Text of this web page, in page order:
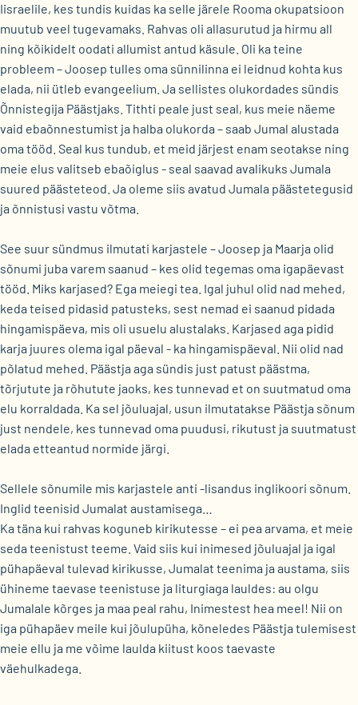
Iisraelile, kes tundis kuidas ka selle järele Rooma okupatsioon
muutub veel tugevamaks. Rahvas oli allasurutud ja hirmu all
ning kõikidelt oodati allumist antud käsule. Oli ka teine
probleem – Joosep tulles oma sünnilinna ei leidnud kohta kus
elada, nii ütleb evangeelium. Ja sellistes olukordades sündis
Õnnistegija Päästjaks. Tithti peale just seal, kus meie näeme
vaid ebaõnnestumist ja halba olukorda – saab Jumal alustada
oma tööd. Seal kus tundub, et meid järjest enam seotakse ning
meie elus valitseb ebaõiglus - seal saavad avalikuks Jumala
suured päästeteod. Ja oleme siis avatud Jumala päästetegusid
ja õnnistusi vastu võtma.
See suur sündmus ilmutati karjastele – Joosep ja Maarja olid
sõnumi juba varem saanud – kes olid tegemas oma igapäevast
tööd. Miks karjased? Ega meiegi tea. Igal juhul olid nad mehed,
keda teised pidasid patusteks, sest nemad ei saanud pidada
hingamispäeva, mis oli usuelu alustalaks. Karjased aga pidid
karja juures olema igal päeval - ka hingamispäeval. Nii olid nad
põlatud mehed. Päästja aga sündis just patust päästma,
tõrjutute ja rõhutute jaoks, kes tunnevad et on suutmatud oma
elu korraldada. Ka sel jõuluajal, usun ilmutatakse Päästja sõnum
just nendele, kes tunnevad oma puudusi, rikutust ja suutmatust
elada etteantud normide järgi.
Sellele sõnumile mis karjastele anti -lisandus inglikoori sõnum.
Inglid teenisid Jumalat austamisega…
Ka täna kui rahvas koguneb kirikutesse – ei pea arvama, et meie
seda teenistust teeme. Vaid siis kui inimesed jõuluajal ja igal
pühapäeval tulevad kirikusse, Jumalat teenima ja austama, siis
ühineme taevase teenistuse ja liturgiaga lauldes: au olgu
Jumalale kõrges ja maa peal rahu, Inimestest hea meel! Nii on
iga pühapäev meile kui jõulupüha, kõneledes Päästja tulemisest
meie ellu ja me võime laulda kiitust koos taevaste
väehulkadega.